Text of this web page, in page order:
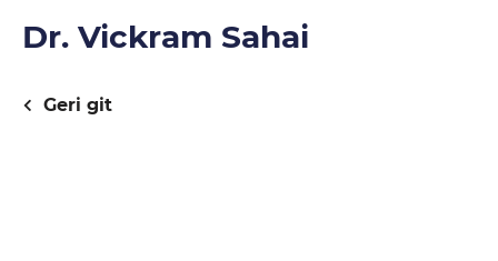
Dr. Vickram Sahai
Geri git